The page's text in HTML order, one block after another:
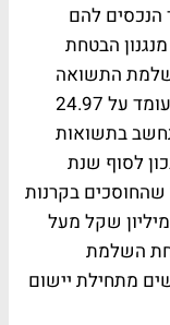
נכון לסוף שנת 2023, סך הנכסים להם
הבטחת
התשואה
הריאלית השנתית לה זכאים נכסים אלו, עומד על 24.97
בתשואות
לסוף שנת
שקל, כך שהחוסכים בקרנות
הפנסיה צברו תשואה עודפת של כ-300 מיליון שקל מעל
השלמת
מתחילת יישום